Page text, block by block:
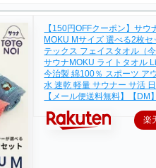
【150円OFFクーポン】サウ
MOKU Mサイズ 選べる2枚セ
テックス フェイスタオル（
サウナMOKU ライトタオル
今治製 綿100％ スポーツ ア
水 速乾 軽量 サウナー サ活
【メール便送料無料】【DM
楽